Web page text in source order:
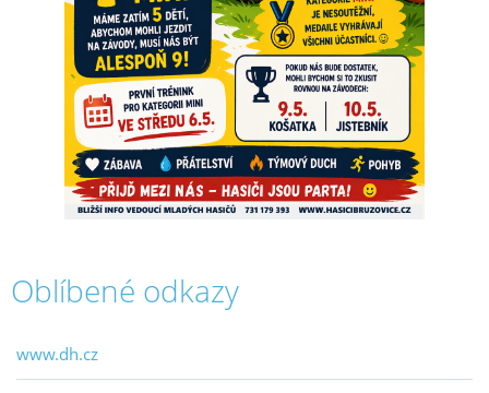
Oblíbené odkazy
www.dh.cz